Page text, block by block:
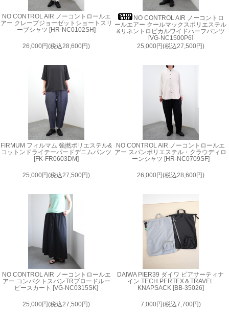
NO CONTROL AIR ノーコントロールエ
アー クレープジョーゼットショートスリ
ーブシャツ [HR-NC0102SH]
26,000円(税込28,600円)
NO CONTROL AIR ノーコントロ
ールエアー クールマックスポリエステル
&リネントロピカルワイドハーフパンツ
[VG-NC1500P6]
25,000円(税込27,500円)
FIRMUM フィルマム 強撚ポリエステル&
コットンドライテーパードデニムパンツ
[FK-FR0603DM]
25,000円(税込27,500円)
NO CONTROL AIR ノーコントロールエ
アー スパンポリエステル・クラウディロ
ーンシャツ [HR-NC0709SF]
26,000円(税込28,600円)
NO CONTROL AIR ノーコントロールエ
アー コンパクトスパンTRブロードルー
ピースカート [VG-NC0315SK]
25,000円(税込27,500円)
DAIWA PIER39 ダイワ ピアサーティナ
イン TECH PERTEX＆TRAVEL
KNAPSACK [BB-35026]
7,000円(税込7,700円)